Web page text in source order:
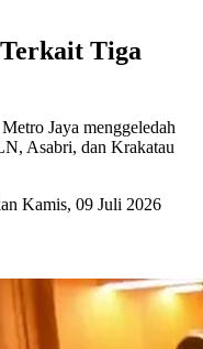
Tiga
Jaya menggeledah
Asabri, dan Krakatau
Kamis, 09 Juli 2026